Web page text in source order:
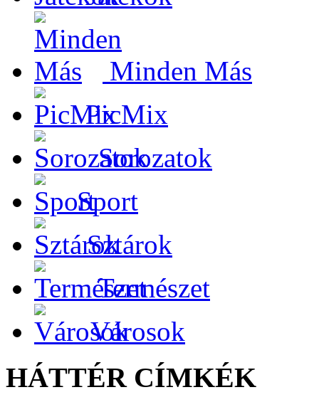
Minden Más
PicMix
Sorozatok
Sport
Sztárok
Természet
Városok
HÁTTÉR CÍMKÉK